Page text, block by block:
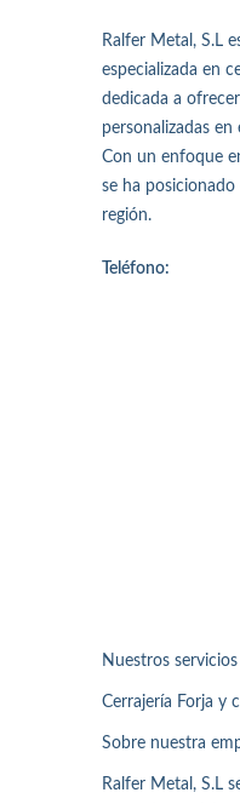
Ralfer Metal, S.L
especializada en
dedicada a
personalizadas
Con un enfoque
se ha
región.
Teléfono:
Nuestros servicios
Cerrajería Forja y
Sobre nuestra
Ralfer Metal, S.L